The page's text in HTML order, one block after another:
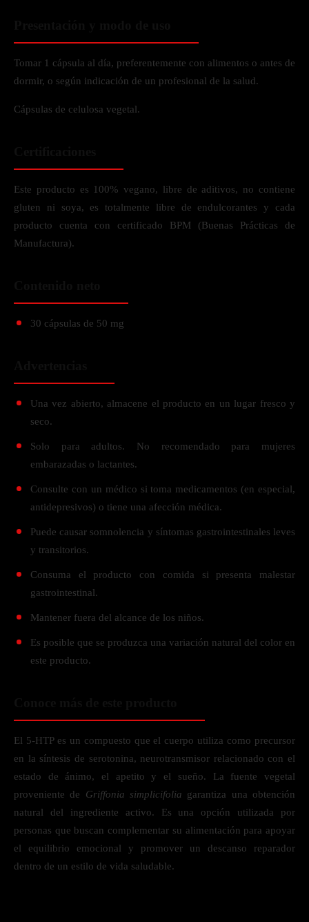
Tomar 1 cápsula al día, preferentemente con alimentos o antes de
dormir, o según indicación de un profesional de la salud.
Cápsulas de celulosa vegetal.
Este producto es 100% vegano, libre de aditivos, no contiene
gluten ni soya, es totalmente libre de endulcorantes y cada
producto cuenta con certificado BPM (Buenas Prácticas de
Manufactura).
30 cápsulas de 50 mg
Una vez abierto, almacene el producto en un lugar fresco y
seco.
Solo para adultos. No recomendado para mujeres
embarazadas o lactantes.
Consulte con un médico si toma medicamentos (en especial,
antidepresivos) o tiene una afección médica.
Puede causar somnolencia y síntomas gastrointestinales leves
y transitorios.
Consuma el producto con comida si presenta malestar
gastrointestinal.
Mantener fuera del alcance de los niños.
Es posible que se produzca una variación natural del color en
este producto.
El 5-HTP es un compuesto que el cuerpo utiliza como precursor
en la síntesis de serotonina, neurotransmisor relacionado con el
estado de ánimo, el apetito y el sueño. La fuente vegetal
proveniente de Griffonia simplicifolia garantiza una obtención
natural del ingrediente activo. Es una opción utilizada por
personas que buscan complementar su alimentación para apoyar
el equilibrio emocional y promover un descanso reparador
dentro de un estilo de vida saludable.